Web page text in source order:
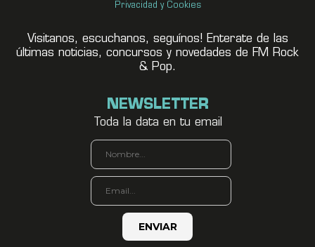
Privacidad y Cookies
Visitanos, escuchanos, seguínos! Enterate de las
últimas noticias, concursos y novedades de FM Rock
& Pop.
NEWSLETTER
Toda la data en tu email